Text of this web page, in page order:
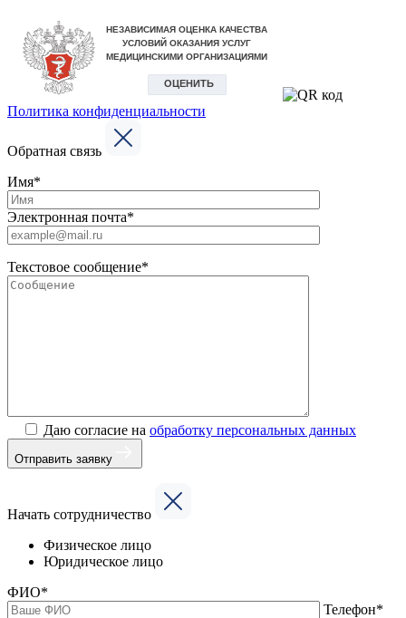
Политика конфиденциальности
Обратная связь
Имя*
Электронная почта*
Текстовое сообщение*
Даю согласие на обработку персональных данных
Отправить заявку
Начать сотрудничество
Физическое лицо
Юридическое лицо
ФИО*
Телефон*